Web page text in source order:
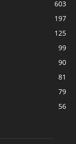
603
197
125
99
90
81
79
56